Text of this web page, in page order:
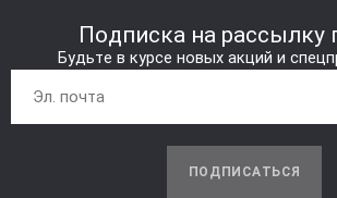
Подписка на рассылку
Будьте в курсе новых акций и
ПОДПИСАТЬСЯ